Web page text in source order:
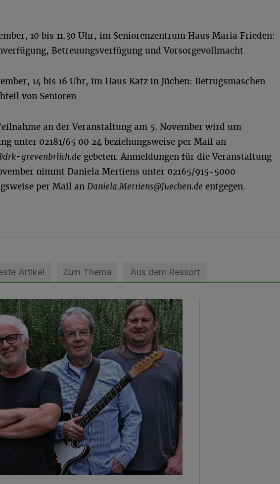
10 bis 11.30 Uhr, im Seniorenzentrum Haus Maria Frieden:
Betreuungsverfügung und Vorsorgevollmacht
14 bis 16 Uhr, im Haus Katz in Jüchen: Betrugsmaschen
von Senioren
an der Veranstaltung am 5. November wird um
unter 02181/65 00 24 beziehungsweise per Mail an
grevenbrlich.de gebeten. Anmeldungen für die Veranstaltung
nimmt Daniela Mertiens unter 02165/915-5000
per Mail an Daniela.Mertiens@Juechen.de entgegen.
Artikel Zum Thema Aus dem Ressort